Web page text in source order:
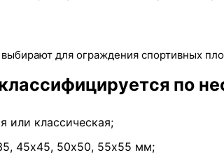
для ограждения спортивных
по
или классическая;
45х45, 50х50, 55х55 мм;